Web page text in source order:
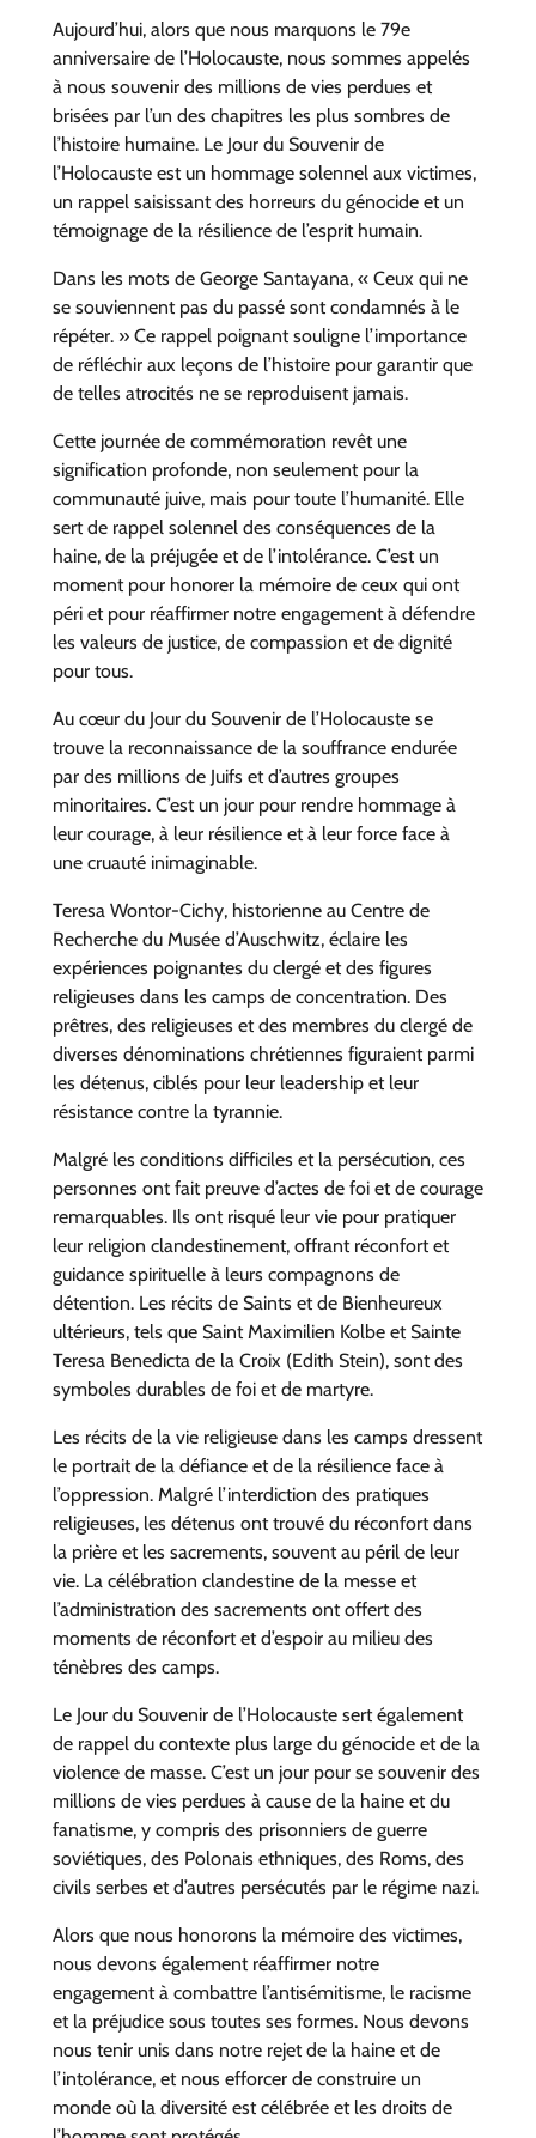
Aujourd’hui, alors que nous marquons le 79e
anniversaire de l’Holocauste, nous sommes appelés
à nous souvenir des millions de vies perdues et
brisées par l’un des chapitres les plus sombres de
l’histoire humaine. Le Jour du Souvenir de
l’Holocauste est un hommage solennel aux victimes,
un rappel saisissant des horreurs du génocide et un
témoignage de la résilience de l’esprit humain.
Dans les mots de George Santayana, « Ceux qui ne
se souviennent pas du passé sont condamnés à le
répéter. » Ce rappel poignant souligne l’importance
de réfléchir aux leçons de l’histoire pour garantir que
de telles atrocités ne se reproduisent jamais.
Cette journée de commémoration revêt une
signification profonde, non seulement pour la
communauté juive, mais pour toute l’humanité. Elle
sert de rappel solennel des conséquences de la
haine, de la préjugée et de l’intolérance. C’est un
moment pour honorer la mémoire de ceux qui ont
péri et pour réaffirmer notre engagement à défendre
les valeurs de justice, de compassion et de dignité
pour tous.
Au cœur du Jour du Souvenir de l’Holocauste se
trouve la reconnaissance de la souffrance endurée
par des millions de Juifs et d’autres groupes
minoritaires. C’est un jour pour rendre hommage à
leur courage, à leur résilience et à leur force face à
une cruauté inimaginable.
Teresa Wontor-Cichy, historienne au Centre de
Recherche du Musée d’Auschwitz, éclaire les
expériences poignantes du clergé et des figures
religieuses dans les camps de concentration. Des
prêtres, des religieuses et des membres du clergé de
diverses dénominations chrétiennes figuraient parmi
les détenus, ciblés pour leur leadership et leur
résistance contre la tyrannie.
Malgré les conditions difficiles et la persécution, ces
personnes ont fait preuve d’actes de foi et de courage
remarquables. Ils ont risqué leur vie pour pratiquer
leur religion clandestinement, offrant réconfort et
guidance spirituelle à leurs compagnons de
détention. Les récits de Saints et de Bienheureux
ultérieurs, tels que Saint Maximilien Kolbe et Sainte
Teresa Benedicta de la Croix (Edith Stein), sont des
symboles durables de foi et de martyre.
Les récits de la vie religieuse dans les camps dressent
le portrait de la défiance et de la résilience face à
l’oppression. Malgré l’interdiction des pratiques
religieuses, les détenus ont trouvé du réconfort dans
la prière et les sacrements, souvent au péril de leur
vie. La célébration clandestine de la messe et
l’administration des sacrements ont offert des
moments de réconfort et d’espoir au milieu des
ténèbres des camps.
Le Jour du Souvenir de l’Holocauste sert également
de rappel du contexte plus large du génocide et de la
violence de masse. C’est un jour pour se souvenir des
millions de vies perdues à cause de la haine et du
fanatisme, y compris des prisonniers de guerre
soviétiques, des Polonais ethniques, des Roms, des
civils serbes et d’autres persécutés par le régime nazi.
Alors que nous honorons la mémoire des victimes,
nous devons également réaffirmer notre
engagement à combattre l’antisémitisme, le racisme
et la préjudice sous toutes ses formes. Nous devons
nous tenir unis dans notre rejet de la haine et de
l’intolérance, et nous efforcer de construire un
monde où la diversité est célébrée et les droits de